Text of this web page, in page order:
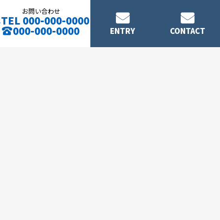
お問い合わせ
TEL 000-000-0000
000-000-0000 ENTRY CONTACT